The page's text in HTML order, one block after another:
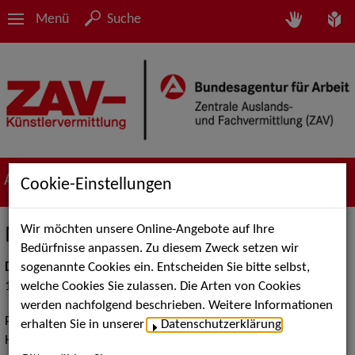
Menü Suche
Aktuelles
MAP2026 Programm: Osnabrück
Datum
15.01.2026
Programm der Absolvent*innen vom Institut für Musik der
Hochschule Osnabrück
Cookie-Einstellungen
Wir möchten unsere Online-Angebote auf Ihre
Bedürfnisse anpassen. Zu diesem Zweck setzen wir
sogenannte Cookies ein. Entscheiden Sie bitte selbst,
welche Cookies Sie zulassen. Die Arten von Cookies
werden nachfolgend beschrieben. Weitere Informationen
erhalten Sie in unserer
Datenschutzerklärung